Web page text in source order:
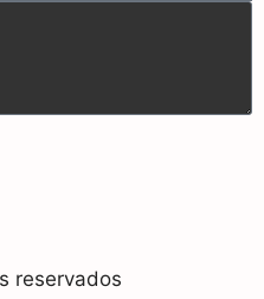
reservados